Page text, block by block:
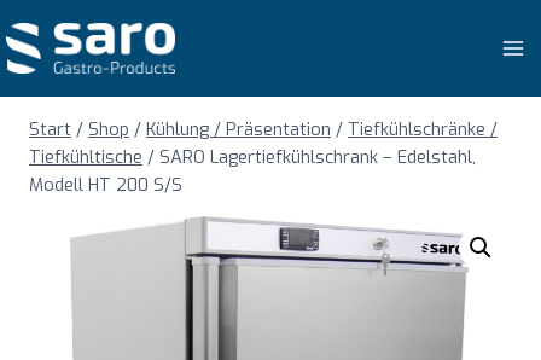
Inhalt
springen
Start / Shop / Kühlung / Präsentation / Tiefkühlschränke /
Tiefkühltische / SARO Lagertiefkühlschrank – Edelstahl,
Modell HT 200 S/S